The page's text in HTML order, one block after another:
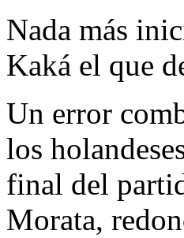
Nada más
Kaká el que
Un error
los
final del
Morata,